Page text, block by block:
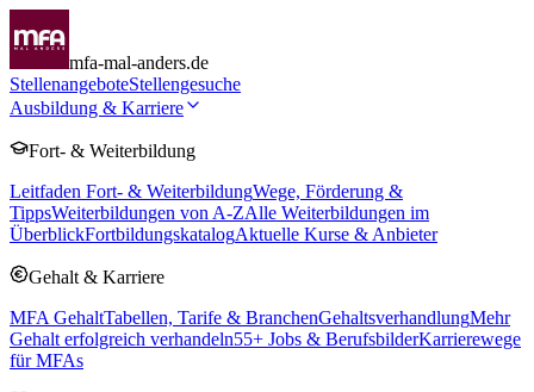
mfa-mal-anders.de
StellenangeboteStellengesuche
Ausbildung & Karriere
Fort- & Weiterbildung
Leitfaden Fort- & WeiterbildungWege, Förderung &
TippsWeiterbildungen von A-ZAlle Weiterbildungen im
ÜberblickFortbildungskatalogAktuelle Kurse & Anbieter
Gehalt & Karriere
MFA GehaltTabellen, Tarife & BranchenGehaltsverhandlungMehr
Gehalt erfolgreich verhandeln55+ Jobs & BerufsbilderKarrierewege
für MFAs